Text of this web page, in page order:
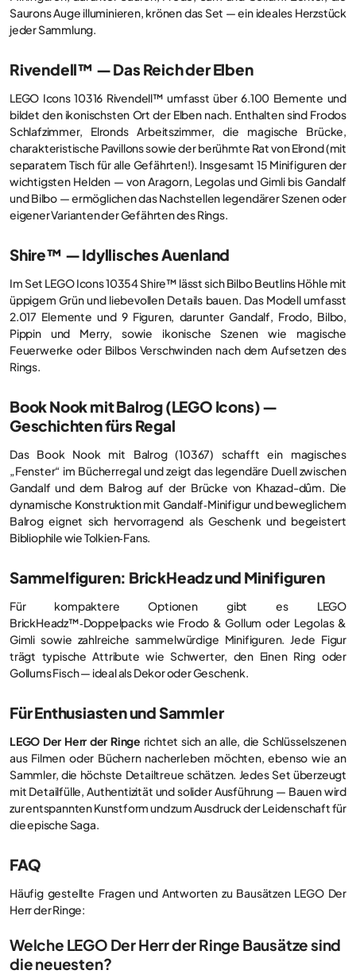
Saurons Auge illuminieren, krönen das Set — ein ideales Herzstück
jeder Sammlung.
Rivendell™ — Das Reich der Elben
LEGO Icons 10316 Rivendell™ umfasst über 6.100 Elemente und
bildet den ikonischsten Ort der Elben nach. Enthalten sind Frodos
Schlafzimmer, Elronds Arbeitszimmer, die magische Brücke,
charakteristische Pavillons sowie der berühmte Rat von Elrond (mit
separatem Tisch für alle Gefährten!). Insgesamt 15 Minifiguren der
wichtigsten Helden — von Aragorn, Legolas und Gimli bis Gandalf
und Bilbo — ermöglichen das Nachstellen legendärer Szenen oder
eigener Varianten der Gefährten des Rings.
Shire™ — Idyllisches Auenland
Im Set LEGO Icons 10354 Shire™ lässt sich Bilbo Beutlins Höhle mit
üppigem Grün und liebevollen Details bauen. Das Modell umfasst
2.017 Elemente und 9 Figuren, darunter Gandalf, Frodo, Bilbo,
Pippin und Merry, sowie ikonische Szenen wie magische
Feuerwerke oder Bilbos Verschwinden nach dem Aufsetzen des
Rings.
Book Nook mit Balrog (LEGO Icons) —
Geschichten fürs Regal
Das Book Nook mit Balrog (10367) schafft ein magisches
„Fenster“ im Bücherregal und zeigt das legendäre Duell zwischen
Gandalf und dem Balrog auf der Brücke von Khazad-dûm. Die
dynamische Konstruktion mit Gandalf‑Minifigur und beweglichem
Balrog eignet sich hervorragend als Geschenk und begeistert
Bibliophile wie Tolkien‑Fans.
Sammelfiguren: BrickHeadz und Minifiguren
Für kompaktere Optionen gibt es LEGO
BrickHeadz™‑Doppelpacks wie Frodo & Gollum oder Legolas &
Gimli sowie zahlreiche sammelwürdige Minifiguren. Jede Figur
trägt typische Attribute wie Schwerter, den Einen Ring oder
Gollums Fisch — ideal als Dekor oder Geschenk.
Für Enthusiasten und Sammler
LEGO Der Herr der Ringe richtet sich an alle, die Schlüsselszenen
aus Filmen oder Büchern nacherleben möchten, ebenso wie an
Sammler, die höchste Detailtreue schätzen. Jedes Set überzeugt
mit Detailfülle, Authentizität und solider Ausführung — Bauen wird
zur entspannten Kunstform und zum Ausdruck der Leidenschaft für
die epische Saga.
FAQ
Häufig gestellte Fragen und Antworten zu Bausätzen LEGO Der
Herr der Ringe:
Welche LEGO Der Herr der Ringe Bausätze sind
die neuesten?